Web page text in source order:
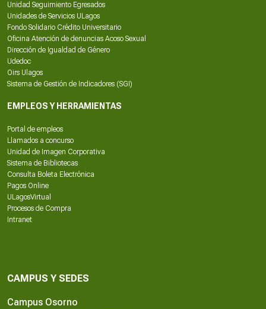
Unidad Seguimiento Egresados
Unidades de Servicios ULagos
Fondo Solidario Crédito Universitario
Oficina Atención de denuncias Acoso Sexual
Dirección de Igualdad de Género
Udedoc
Oirs Ulagos
Sistema de Gestión de Indicadores (SGI)
EMPLEOS Y HERRAMIENTAS
Portal de empleos
Llamados a concurso
Unidad de Imagen Corporativa
Sistema de Bibliotecas
Consulta Boleta Electrónica
Pagos Online
ULagosVirtual
Procesos de Compra
Intranet
CAMPUS Y SEDES
Campus Osorno